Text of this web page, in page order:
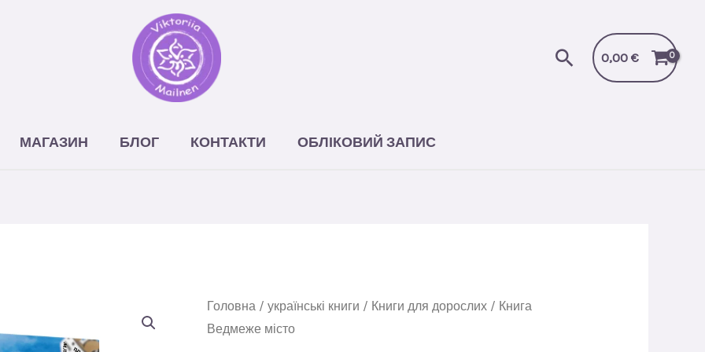
Пошук
0,00 €
МАГАЗИН БЛОГ КОНТАКТИ ОБЛІКОВИЙ ЗАПИС
Головна/ українські книги / Книги для дорослих/ Книга
Ведмеже місто